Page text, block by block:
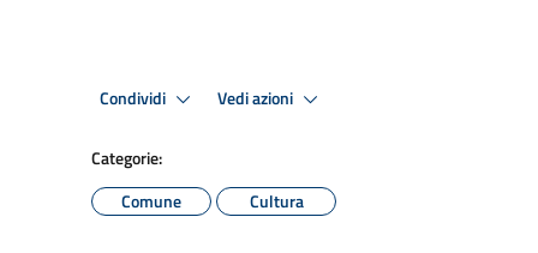
Condividi Vedi azioni
Categorie:
Comune
Cultura